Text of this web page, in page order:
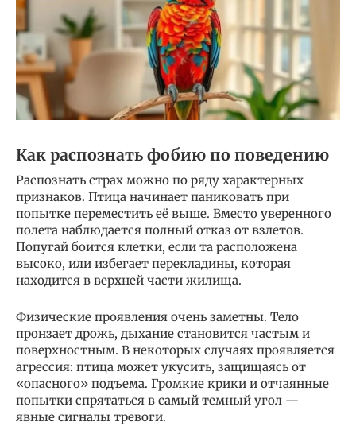
Как распознать фобию по поведению
Распознать страх можно по ряду характерных
признаков. Птица начинает паниковать при
попытке переместить её выше. Вместо уверенного
полета наблюдается полный отказ от взлетов.
Попугай боится клетки, если та расположена
высоко, или избегает перекладины, которая
находится в верхней части жилища.
Физические проявления очень заметны. Тело
пронзает дрожь, дыхание становится частым и
поверхностным. В некоторых случаях проявляется
агрессия: птица может укусить, защищаясь от
«опасного» подъема. Громкие крики и отчаянные
попытки спрятаться в самый темный угол —
явные сигналы тревоги.